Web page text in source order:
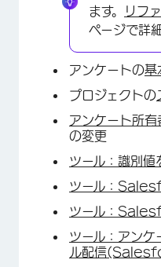
ます。
リフ
ページで詳
アンケートの基
プロジェクトの
アンケート所有
の変更
ツール：識別値
ツール：
ツール：
ツール：アンケ
ル配信